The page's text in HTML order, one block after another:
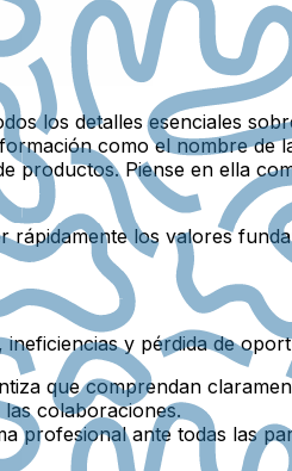
los detalles esenciales
como el nombre de
Piense en ella
los valores
y pérdida de
que comprendan
colaboraciones.
profesional ante todas las